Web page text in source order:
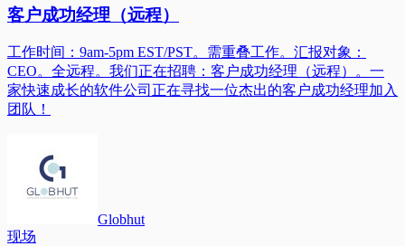
客户成功经理（远程）
工作时间：9am-5pm EST/PST。需重叠工作。汇报对象：
CEO。全远程。我们正在招聘：客户成功经理（远程）。一
家快速成长的软件公司正在寻找一位杰出的客户成功经理加入
团队！
Globhut
现场